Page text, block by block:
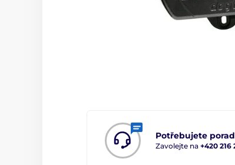
Potřebujete
Zavolejte na +420 216